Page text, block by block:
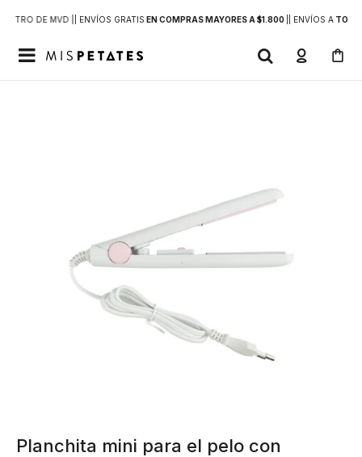
DE MVD | | ENVÍOS GRATIS EN COMPRAS MAYORES A $1.800 | ENVÍOS ATODO

Planchita mini para el pelo con